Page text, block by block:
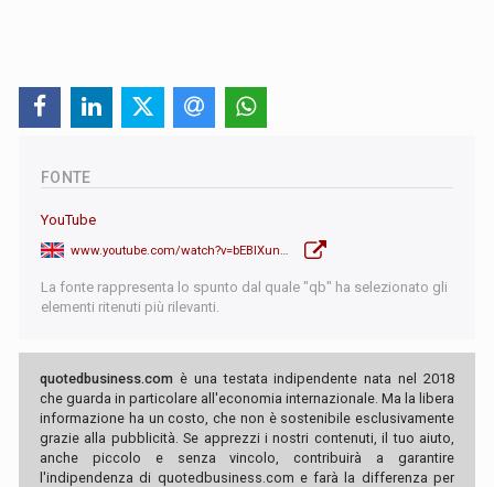
FONTE
YouTube
La fonte rappresenta lo spunto dal quale "qb" ha selezionato gli
elementi ritenuti più rilevanti.
quotedbusiness.com è una testata indipendente nata nel 2018
che guarda in particolare all'economia internazionale. Ma la libera
informazione ha un costo, che non è sostenibile esclusivamente
grazie alla pubblicità. Se apprezzi i nostri contenuti, il tuo aiuto,
anche piccolo e senza vincolo, contribuirà a garantire
l'indipendenza di quotedbusiness.com e farà la differenza per